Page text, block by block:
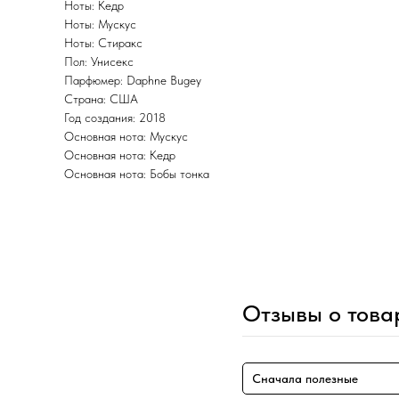
Ноты: Кедр
Ноты: Мускус
Ноты: Стиракс
Пол: Унисекс
Парфюмер: Daphne Bugey
Страна: США
Год создания: 2018
Основная нота: Мускус
Основная нота: Кедр
Основная нота: Бобы тонка
Отзывы о
Сначала полезные